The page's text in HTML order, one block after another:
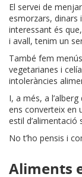
El servei de
esmorzars, dinars
interessant és
i avall, tenim un
També fem
vegetarianes i
intoleràncies
I, a més, a
ens converteix en
estil d’alimentació
No t’ho pensis i
Aliments